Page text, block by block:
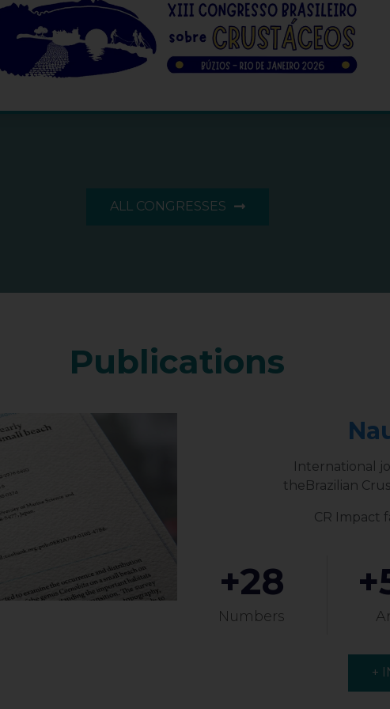
ONLINE TICKETS
ALL CONGRESSES
Publications
International
theBrazilian
CR Impact
+28
Numbers
+
+